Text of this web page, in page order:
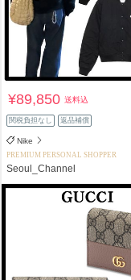
¥89,850送料込
関税負担なし 返品補償
Nike
PREMIUM PERSONAL SHOPPER
Seoul_Channel